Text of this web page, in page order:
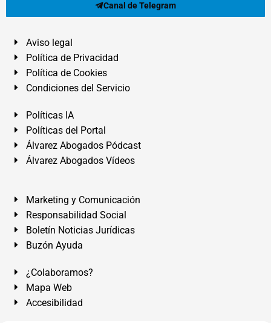
Canal de Telegram
Aviso legal
Política de Privacidad
Política de Cookies
Condiciones del Servicio
Políticas IA
Políticas del Portal
Álvarez Abogados Pódcast
Álvarez Abogados Vídeos
Marketing y Comunicación
Responsabilidad Social
Boletín Noticias Jurídicas
Buzón Ayuda
¿Colaboramos?
Mapa Web
Accesibilidad